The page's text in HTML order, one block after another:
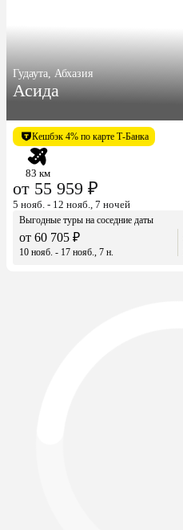
Гудаута, Абхазия
Асида
Кешбэк 4% по карте Т-Банка
83 км
от 55 959 ₽
5 нояб. - 12 нояб., 7 ночей
Выгодные туры на соседние даты
от 60 705 ₽
10 нояб. - 17 нояб., 7 н.